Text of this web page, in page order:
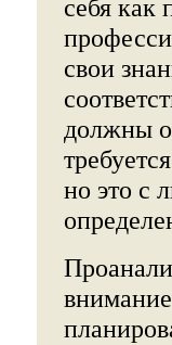
себя как
свои
должны
но это с